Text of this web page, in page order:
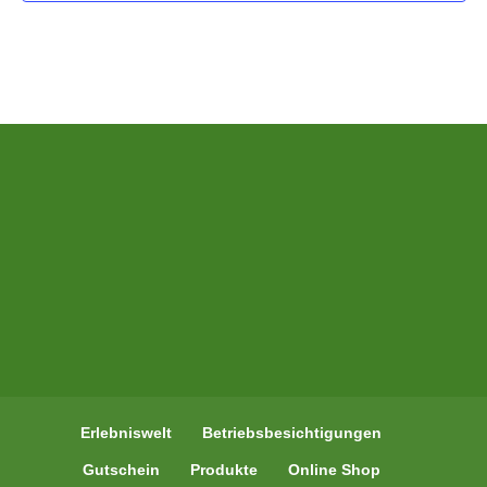
Erlebniswelt Betriebsbesichtigungen
Gutschein Produkte Online Shop